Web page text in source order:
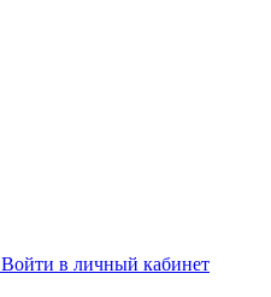
Войти в личный кабинет